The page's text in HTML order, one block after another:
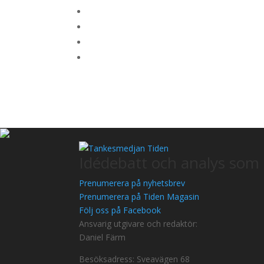
Prenumerera på nyhetsbrev
Prenumerera på Tiden Magasin
Följ oss på Facebook
Ansvarig utgivare och redaktör:
Daniel Färm
Besöksadress: Sveavägen 68